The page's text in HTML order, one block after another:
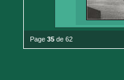
Page 35 de 62